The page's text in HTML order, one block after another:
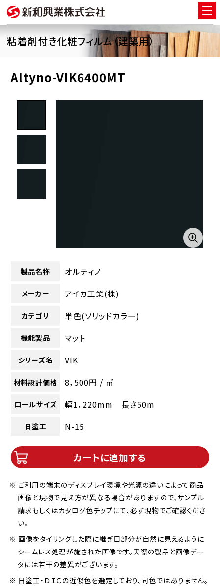
粘着剤付き化粧フィルム（建築用）
Altyno-VIK6400MT
製品名称 オルティノ
メーカー アイカ工業(株)
カテゴリ 単色(ソリッドカラー)
機能製品 マット
シリーズ名 VIK
材料設計価格 8，500円 / ㎡
ロールサイズ 幅1，220mm 長さ50m
日塗工 N-15
カートに追加する
※ ご利用の端末のディスプレイ環境や光源の違いによって商品
画像と現物で見え方が異なる場合がありますので、サンプル
請求もしくはカタログ色チップにて、必ず現物でご確認くださ
い。
※ 画像をタイリングした際に継ぎ目部分が自然に見えるように
シームレス処理が施された画像です。実際の製品と画像デー
タには若干の差異がございます。
※ 日塗工・ＤＩＣの近似色を選定しており、同色ではありません。